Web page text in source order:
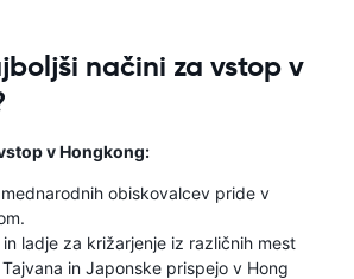
načini za vstop v
v Hongkong:
obiskovalcev pride v
ladje za križarjenje iz različnih mest
in Japonske prispejo v Hong